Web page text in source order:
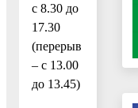
с 8.30 до
17.30
(перерыв
– с 13.00
до 13.45)